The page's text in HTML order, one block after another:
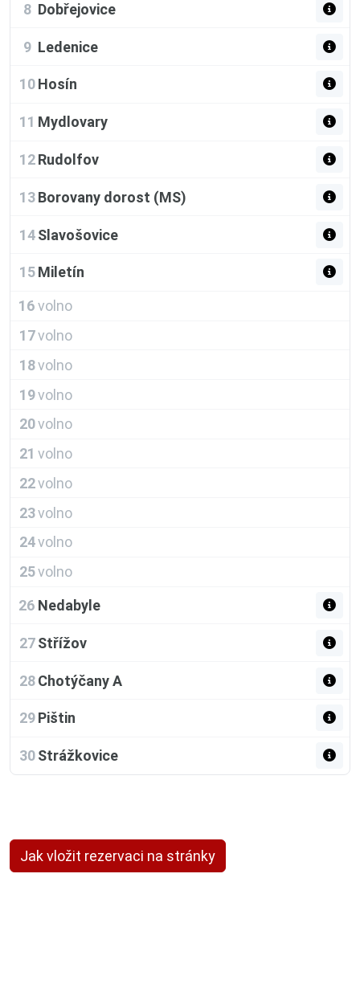
8 Dobřejovice
9 Ledenice
10 Hosín
11 Mydlovary
12 Rudolfov
13 Borovany dorost (MS)
14 Slavošovice
15 Miletín
16volno
17volno
18volno
19volno
20volno
21 volno
22volno
23volno
24volno
25volno
26 Nedabyle
27 Střížov
28 Chotýčany A
29 Pištin
30 Strážkovice
Jak vložit rezervaci na stránky